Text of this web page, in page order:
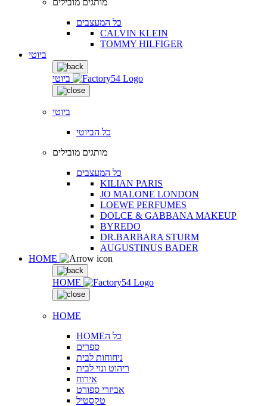
כל המעצבים
CALVIN KLEIN
TOMMY HILFIGER
ביוטי
ביוטי
ביוטי
כל הביוטי
מותגים מובילים
כל המעצבים
KILIAN PARIS
JO MALONE LONDON
LOEWE PERFUMES
DOLCE & GABBANA MAKEUP
BYREDO
DR.BARBARA STURM
AUGUSTINUS BADER
HOME
HOME
HOME
HOMEכל ה
ספרים
ניחוחות לבית
ריהוט ונוי לבית
אירוח
אביזרי ספורט
טקסטיל